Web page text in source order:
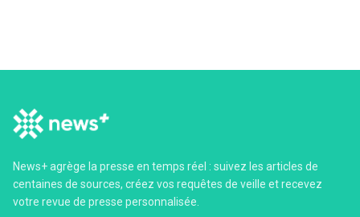
News+ agrège la presse en temps réel : suivez les articles de
centaines de sources, créez vos requêtes de veille et recevez
votre revue de presse personnalisée.